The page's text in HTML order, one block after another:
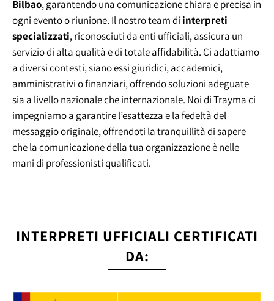
Bilbao, garantendo una comunicazione chiara e precisa in
ogni evento o riunione. Il nostro team di interpreti
specializzati, riconosciuti da enti ufficiali, assicura un
servizio di alta qualità e di totale affidabilità. Ci adattiamo
a diversi contesti, siano essi giuridici, accademici,
amministrativi o finanziari, offrendo soluzioni adeguate
sia a livello nazionale che internazionale. Noi di Trayma ci
impegniamo a garantire l’esattezza e la fedeltà del
messaggio originale, offrendoti la tranquillità di sapere
che la comunicazione della tua organizzazione è nelle
mani di professionisti qualificati.
INTERPRETI UFFICIALI CERTIFICATI
DA: